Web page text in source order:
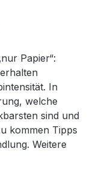
Papier“:
In
welche
sind und
kommen Tipps
Weitere